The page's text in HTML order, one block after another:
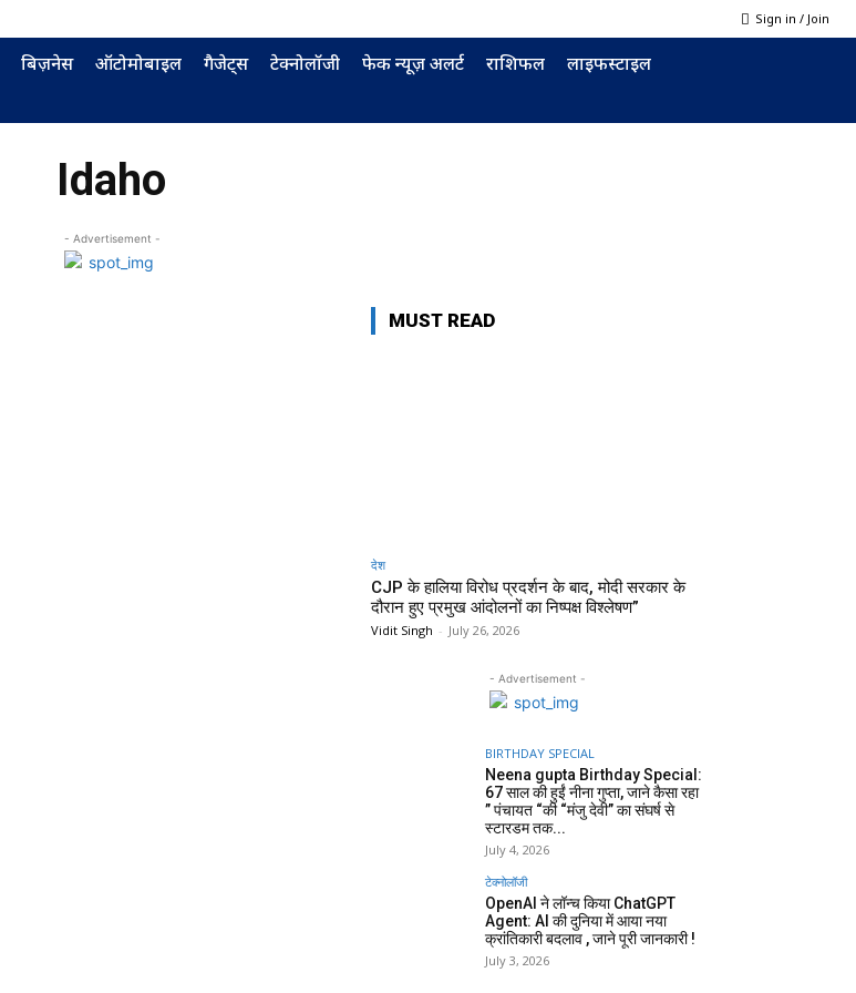
Sign in / Join
बिज़नेस ऑटोमोबाइल गैजेट्स टेक्नोलॉजी फेक न्यूज़ अलर्ट राशिफल लाइफस्टाइल
Idaho
- Advertisement -
MUST READ
देश
CJP के हालिया विरोध प्रदर्शन के बाद, मोदी सरकार के
दौरान हुए प्रमुख आंदोलनों का निष्पक्ष विश्लेषण”
Vidit Singh - July 26, 2026
- Advertisement -
BIRTHDAY SPECIAL
Neena gupta Birthday Special:
67 साल की हुईं नीना गुप्ता, जाने कैसा रहा
” पंचायत “की “मंजु देवी” का संघर्ष से
स्टारडम तक...
July 4, 2026
टेक्नोलॉजी
OpenAI ने लॉन्च किया ChatGPT
Agent: AI की दुनिया में आया नया
क्रांतिकारी बदलाव , जाने पूरी जानकारी !
July 3, 2026